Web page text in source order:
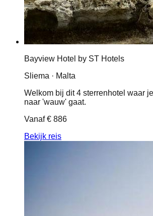
Bayview Hotel by ST Hotels
Sliema · Malta
Welkom bij dit 4 sterrenhotel waar
naar 'wauw' gaat.
Vanaf€ 886
Bekijk reis